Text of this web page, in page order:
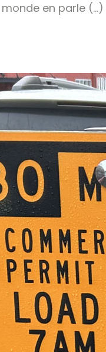
en parle